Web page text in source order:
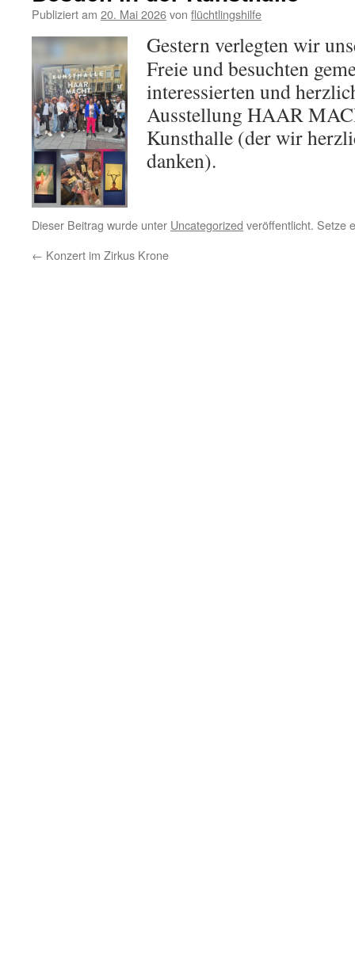
Publiziert am 20. Mai 2026von flüchtlingshilfe
Gestern verlegten wir
Freie und besuchten
interessierten und
Ausstellung HAAR
Kunsthalle (der wir
danken).
Dieser Beitrag wurde unter Uncategorized veröffentlicht. Setze
← Konzert im Zirkus Krone